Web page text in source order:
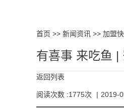
首页 >> 新闻资讯 >> 加盟
有喜事 来吃鱼 |
返回列表
阅读次数 :1775次 | 2019-